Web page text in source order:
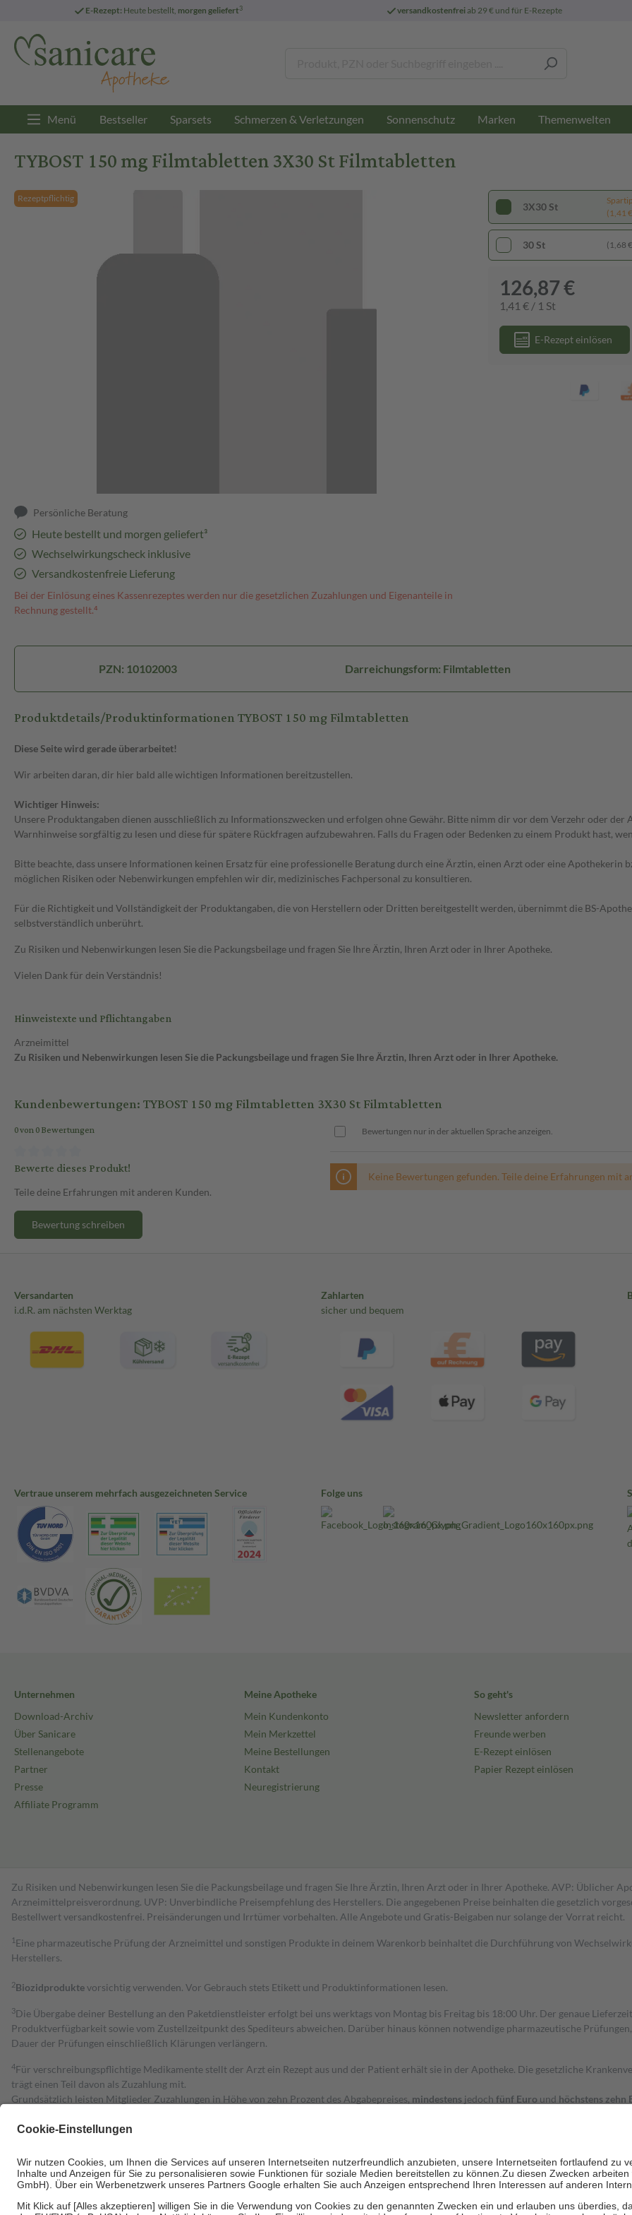
E-Rezept: Heute bestellt, morgen geliefert3 versandkostenfreiab 29 € und für E-Rezepte
Menü Bestseller Sparsets Schmerzen & Verletzungen Sonnenschutz Marken Themenwelten
TYBOST 150 mg Filmtabletten 3X30 St Filmtabletten
Rezeptpflichtig
Persönliche Beratung
Heute bestellt und morgen geliefert³
Wechselwirkungscheck inklusive
Versandkostenfreie Lieferung
Bei der Einlösung eines Kassenrezeptes werden nur die gesetzlichen Zuzahlungen und Eigenanteile in
Rechnung gestellt.⁴
3X30 St
(1,41
30 St (1,68
126,87 €
1,41 € / 1 St
E-Rezept einlösen
PZN: 10102003 Darreichungsform: Filmtabletten
Produktdetails/Produktinformationen TYBOST 150 mg Filmtabletten
Diese Seite wird gerade überarbeitet!
Wir arbeiten daran, dir hier bald alle wichtigen Informationen bereitzustellen.
Wichtiger Hinweis:
Unsere Produktangaben dienen ausschließlich zu Informationszwecken und erfolgen ohne Gewähr. Bitte nimm dir vor dem Verzehr oder
Warnhinweise sorgfältig zu lesen und diese für spätere Rückfragen aufzubewahren. Falls du Fragen oder Bedenken zu einem Produkt hast,
Bitte beachte, dass unsere Informationen keinen Ersatz für eine professionelle Beratung durch eine Ärztin, einen Arzt oder eine Apothekerin
möglichen Risiken oder Nebenwirkungen empfehlen wir dir, medizinisches Fachpersonal zu konsultieren.
Für die Richtigkeit und Vollständigkeit der Produktangaben, die von Herstellern oder Dritten bereitgestellt werden, übernimmt die BS-
selbstverständlich unberührt.
Zu Risiken und Nebenwirkungen lesen Sie die Packungsbeilage und fragen Sie Ihre Ärztin, Ihren Arzt oder in Ihrer Apotheke.
Vielen Dank für dein Verständnis!
Hinweistexte und Pflichtangaben
Arzneimittel
Zu Risiken und Nebenwirkungen lesen Sie die Packungsbeilage und fragen Sie Ihre Ärztin, Ihren Arzt oder in Ihrer Apotheke.
Kundenbewertungen: TYBOST 150 mg Filmtabletten 3X30 St Filmtabletten
0 von 0 Bewertungen
Bewerte dieses Produkt!
Teile deine Erfahrungen mit anderen Kunden.
Bewertung schreiben
Bewertungen nur in der aktuellen Sprache anzeigen.
Keine Bewertungen gefunden. Teile deine Erfahrungen mit
Versandarten
i.d.R. am nächsten Werktag
Zahlarten
sicher und bequem
Vertraue unserem mehrfach ausgezeichneten Service Folge uns
Unternehmen
Download-Archiv
Über Sanicare
Stellenangebote
Partner
Presse
Affiliate Programm
Meine Apotheke
Mein Kundenkonto
Mein Merkzettel
Meine Bestellungen
Kontakt
Neuregistrierung
So geht's
Newsletter anfordern
Freunde werben
E-Rezept einlösen
Papier Rezept einlösen
Zu Risiken und Nebenwirkungen lesen Sie die Packungsbeilage und fragen Sie Ihre Ärztin, Ihren Arzt oder in Ihrer Apotheke. AVP: Üblicher
Arzneimittelpreisverordnung. UVP: Unverbindliche Preisempfehlung des Herstellers. Die angegebenen Preise beinhalten die gesetzlich
Bestell­wert versand­kosten­frei. Preisänderungen und Irrtümer vorbehalten. Alle Angebote und Gratis-Beigaben nur solange der Vorrat reicht.
1 Eine pharmazeutische Prüfung der Arzneimittel und sonstigen Produkte in deinem Warenkorb beinhaltet die Durchführung von
Herstellers.
2Biozidproduktevorsichtig verwenden. Vor Gebrauch stets Etikett und Produktinformationen lesen.
3Die Übergabe deiner Bestellung an den Paketdienstleister erfolgt bei uns werktags von Montag bis Freitag bis 18:00 Uhr. Der genaue
Produktverfügbarkeit sowie vom Zustellzeitpunkt des Spediteurs abweichen. Darüber hinaus können notwendige pharmazeutische
Dauer der Prüfungen einschließlich Klärungen verlängern.
4Für verschreibungspflichtige Medikamente stellt der Arzt ein Rezept aus und der Patient erhält sie in der Apotheke. Die gesetzliche
trägt einen Teil davon als Zuzahlung mit.
Grundsätzlich leisten Mitglieder Zuzahlungen in Höhe von zehn Prozent des Abgabepreises, mindestens jedoch fünf Euro und höchstens zehn
Diese Regeln gelten grundsätzlich auch für Online-Apotheken.
Um das Engagement der Versicherten für ihre eigene Gesundheit zu stärken und die besondere Stellung der Familie zu unterstützen, fallen
• Kindern und Jugendlichen bis zum vollendeten 18. Lebensjahr mit Ausnahme der Fahrkosten
• Untersuchungen zur Vorsorge und Früherkennung, die von der GKV getragen werden
• empfohlenen Schutzimpfungen